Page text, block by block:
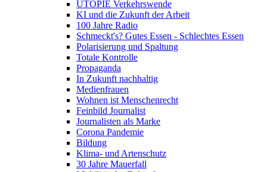
UTOPIE Verkehrswende
KI und die Zukunft der Arbeit
100 Jahre Radio
Schmeckt's? Gutes Essen - Schlechtes Essen
Polarisierung und Spaltung
Totale Kontrolle
Propaganda
In Zukunft nachhaltig
Medienfrauen
Wohnen ist Menschenrecht
Feinbild Journalist
Journalisten als Marke
Corona Pandemie
Bildung
Klima- und Artenschutz
30 Jahre Mauerfall